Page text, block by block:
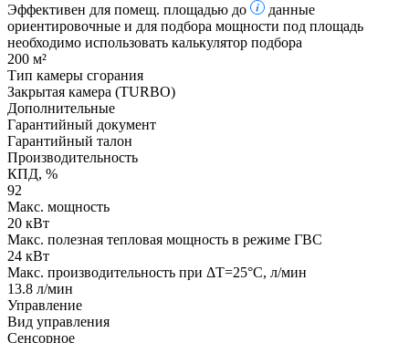
Эффективен для помещ. площадью до
данные
ориентировочные и для подбора мощности под площадь
необходимо использовать калькулятор подбора
200 м²
Тип камеры сгорания
Закрытая камера (TURBO)
Дополнительные
Гарантийный документ
Гарантийный талон
Производительность
КПД, %
92
Макс. мощность
20 кВт
Макс. полезная тепловая мощность в режиме ГВС
24 кВт
Макс. производительность при ΔТ=25°С, л/мин
13.8 л/мин
Управление
Вид управления
Сенсорное